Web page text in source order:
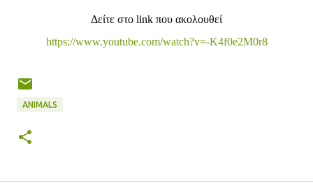
Δείτε στο link που ακολουθεί
https://www.youtube.com/watch?v=-K4f0e2M0r8
ANIMALS